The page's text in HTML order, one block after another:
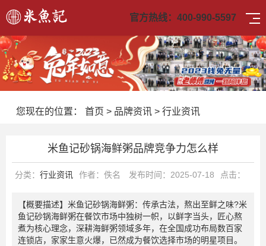
官方热线： 400-990-5597
您现在的位置： 首页 > 品牌资讯 > 行业资讯
米鱼记砂锅海鲜粥品牌竞争力怎么样
分类： 行业资讯 作者：佚名 发布时间：2025-07-18 点击：
【概要描述】 米鱼记砂锅海鲜粥：传承古法，熬出至鲜之味?米
鱼记砂锅海鲜粥在餐饮市场中独树一帜，以鲜字当头，匠心熬
煮为核心理念，深耕海鲜粥领域多年，在全国成功布局数百家
连锁店，家家生意火爆，已然成为餐饮选择市场的明星项目。